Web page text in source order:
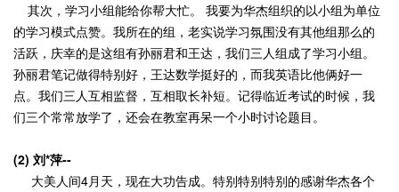
其次，学习小组能给你帮大忙。 我要为华杰组织的以小组为单位
的学习模式点赞。我所在的组，老实说学习氛围没有其他组那么的
活跃，庆幸的是这组有孙丽君和王达，我们三人组成了学习小组。
孙丽君笔记做得特别好，王达数学挺好的，而我英语比他俩好一
点。我们三人互相监督，互相取长补短。记得临近考试的时候，我
们三个常常放学了，还会在教室再呆一个小时讨论题目。
(2) 刘*萍--
大美人间4月天，现在大功告成。特别特别特别的感谢华杰各个